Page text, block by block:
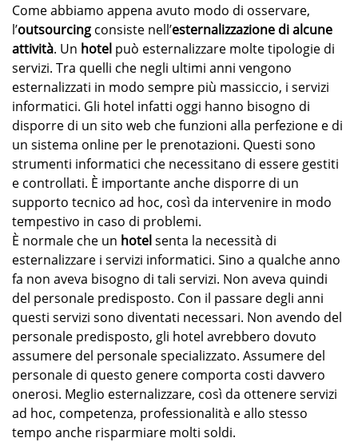
Come abbiamo appena avuto modo di osservare,
l’outsourcing consiste nell’esternalizzazione di alcune
attività. Un hotel può esternalizzare molte tipologie di
servizi. Tra quelli che negli ultimi anni vengono
esternalizzati in modo sempre più massiccio, i servizi
informatici. Gli hotel infatti oggi hanno bisogno di
disporre di un sito web che funzioni alla perfezione e di
un sistema online per le prenotazioni. Questi sono
strumenti informatici che necessitano di essere gestiti
e controllati. È importante anche disporre di un
supporto tecnico ad hoc, così da intervenire in modo
tempestivo in caso di problemi.
È normale che un hotelsenta la necessità di
esternalizzare i servizi informatici. Sino a qualche anno
fa non aveva bisogno di tali servizi. Non aveva quindi
del personale predisposto. Con il passare degli anni
questi servizi sono diventati necessari. Non avendo del
personale predisposto, gli hotel avrebbero dovuto
assumere del personale specializzato. Assumere del
personale di questo genere comporta costi davvero
onerosi. Meglio esternalizzare, così da ottenere servizi
ad hoc, competenza, professionalità e allo stesso
tempo anche risparmiare molti soldi.